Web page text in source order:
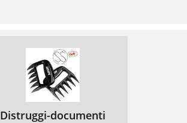
Distruggi-documenti